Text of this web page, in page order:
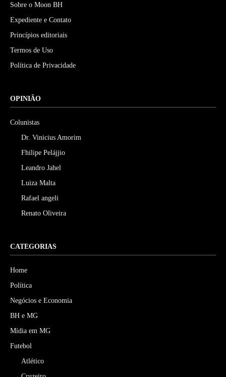
Sobre o Moon BH
Expediente e Contato
Princípios editoriais
Termos de Uso
Política de Privacidade
OPINIÃO
Colunistas
Dr. Vinicius Amorim
Fhilipe Pelájjio
Leandro Jahel
Luiza Malta
Rafael angeli
Renato Oliveira
CATEGORIAS
Home
Política
Negócios e Economia
BH e MG
Mídia em MG
Futebol
Atlético